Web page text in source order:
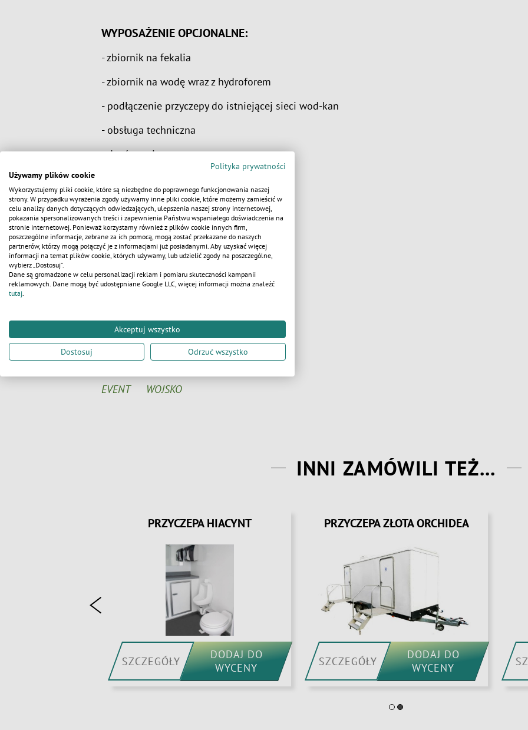
WYPOSAŻENIE OPCJONALNE:
- zbiornik na fekalia
- zbiornik na wodę wraz z hydroforem
- podłączenie przyczepy do istniejącej sieci wod-kan
- obsługa techniczna
- dozór sanitarny
PARAMETRY TECHNICZNE:
- Długość: 3556 mm + 1270 mm zaczep
- Szerokość: 2159 mm
- Wysokość: 2870 mm
- Przyłącze wodne: ¾ cala
- Przyłącze kanalizacyjne: Ø110
EVENT WOJSKO
INNI ZAMÓWILI TEŻ...
PRZYCZEPA TULIPAN
SZCZEGÓŁY
DODAJ DO
WYCENY
PRZYCZEPA NARCYZ
SZCZEGÓŁY
DODAJ DO
WYCENY
Polityka prywatności
Używamy plików cookie
Wykorzystujemy pliki cookie, które są niezbędne do poprawnego funkcjonowania naszej
strony. W przypadku wyrażenia zgody używamy inne pliki cookie, które możemy zamieścić w
celu analizy danych dotyczących odwiedzających, ulepszenia naszej strony internetowej,
pokazania spersonalizowanych treści i zapewnienia Państwu wspaniałego doświadczenia na
stronie internetowej. Ponieważ korzystamy również z plików cookie innych firm,
poszczególne informacje, zebrane za ich pomocą, mogą zostać przekazane do naszych
partnerów, którzy mogą połączyć je z informacjami już posiadanymi. Aby uzyskać więcej
informacji na temat plików cookie, których używamy, lub udzielić zgody na poszczególne,
wybierz „Dostosuj”.
Dane są gromadzone w celu personalizacji reklam i pomiaru skuteczności kampanii
reklamowych. Dane mogą być udostępniane Google LLC, więcej informacji można znaleźć
tutaj.
Akceptuj wszystko
Dostosuj Odrzuć wszystko